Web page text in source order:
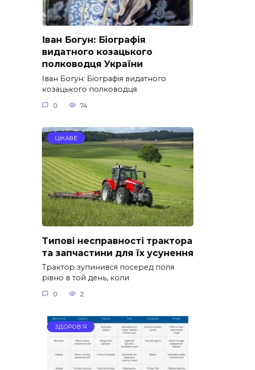
Іван Богун: Біографія
видатного козацького
полководця України
Іван Богун: Біографія видатного
козацького полководця
0 74
ЦІКАВЕ
Типові несправності трактора
та запчастини для їх усунення
Трактор зупинився посеред поля
рівно в той день, коли
0 2
ЗДОРОВ'Я